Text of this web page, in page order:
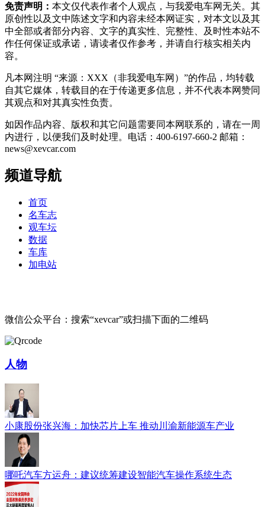
免责声明： 本文仅代表作者个人观点，与我爱电车网无关。其
原创性以及文中陈述文字和内容未经本网证实，对本文以及其
中全部或者部分内容、文字的真实性、完整性、及时性本站不
作任何保证或承诺，请读者仅作参考，并请自行核实相关内
容。
凡本网注明 “来源：XXX（非我爱电车网）”的作品，均转载
自其它媒体，转载目的在于传递更多信息，并不代表本网赞同
其观点和对其真实性负责。
如因作品内容、版权和其它问题需要同本网联系的，请在一周
内进行，以便我们及时处理。电话：400-6197-660-2 邮箱：
news@xevcar.com
频道导航
首页
名车志
观车坛
数据
车库
加电站
微信公众平台：搜索“xevcar”或扫描下面的二维码
人物
小康股份张兴海：加快芯片上车 推动川渝新能源车产业
哪吒汽车方运舟：建议统筹建设智能汽车操作系统生态